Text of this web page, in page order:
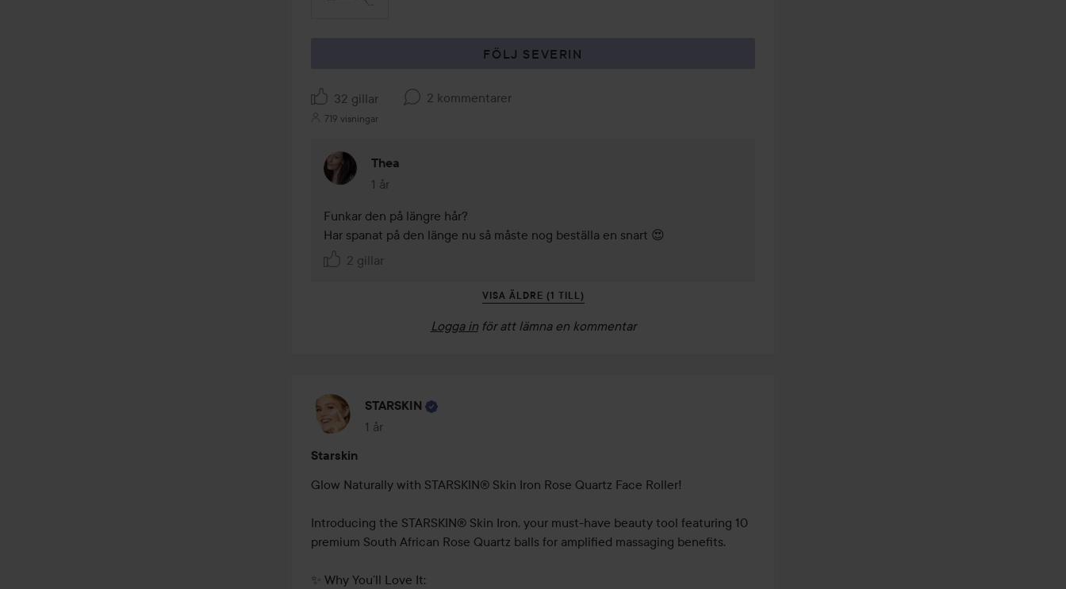
FÖLJ SEVERIN
32 gillar 2 kommentarer
719 visningar
Thea
1 år
Kommentaren lades 1 år
Funkar den på längre hår?
Har spanat på den länge nu så måste nog beställa en snart 😍
2 gillar
VISA ÄLDRE (1 TILL)
Logga in för att lämna en kommentar
STARSKIN
1 år
Inlägget skapades 1 år
Starskin
Glow Naturally with STARSKIN® Skin Iron Rose Quartz Face Roller!
Introducing the STARSKIN® Skin Iron, your must-have beauty tool featuring 10
premium South African Rose Quartz balls for amplified massaging benefits.
✨ Why You’ll Love It: